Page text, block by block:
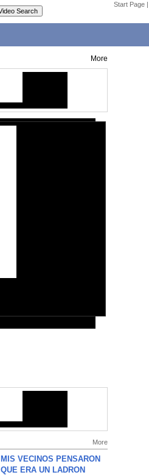
Start Page |
More
More
MIS VECINOS PENSARON
QUE ERA UN LADRON